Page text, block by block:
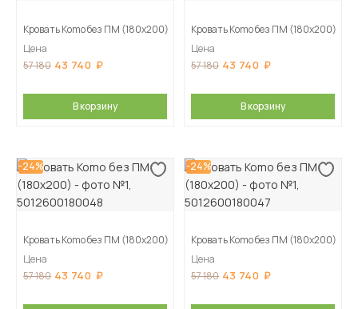
Кровать Komo без ПМ (180х200)
Цена
57 180 43 740
В корзину
Кровать Komo без ПМ (180х200)
Цена
57 180 43 740
В корзину
-24%
Кровать Komo без ПМ (180х200)
Цена
57 180 43 740
-24%
Кровать Komo без ПМ (180х200)
Цена
57 180 43 740